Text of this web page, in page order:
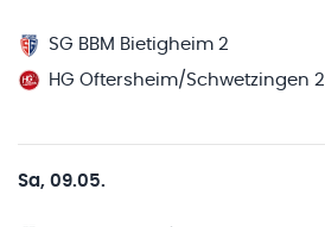
SG BBM Bietigheim 2
HG Oftersheim/Schwetzingen 2
Sa, 09.05.